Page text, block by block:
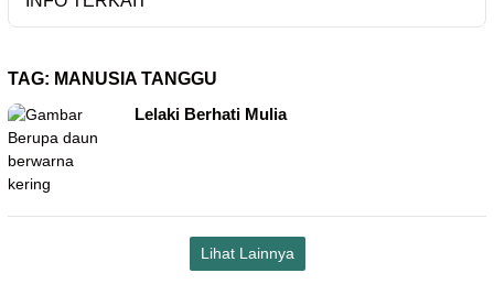
TAG: MANUSIA TANGGU
Lelaki Berhati Mulia
Lihat Lainnya